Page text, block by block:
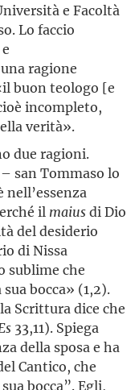
e Facoltà
Lo faccio
ragione
buon teologo [e
incompleto,
verità».
due ragioni.
– san Tommaso lo
il maiusdi Dio
del desiderio
di Nissa
sublime che
bocca» (1,2).
Scrittura dice che
33,11). Spiega
della sposa e ha
Cantico, che
bocca”. Egli,